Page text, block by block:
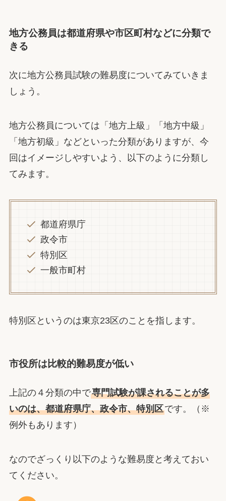
地方公務員は都道府県や市区町村などに分類で
きる
次に地方公務員試験の難易度についてみていきま
しょう。
地方公務員については「地方上級」「地方中級」
「地方初級」などといった分類がありますが、今
回はイメージしやすいよう、以下のように分類し
てみます。
都道府県庁
政令市
特別区
一般市町村
特別区というのは東京23区のことを指します。
市役所は比較的難易度が低い
上記の４分類の中で専門試験が課されることが多
いのは、都道府県庁、政令市、特別区です。（※
例外もあります）
なのでざっくり以下のような難易度と考えておい
てください。